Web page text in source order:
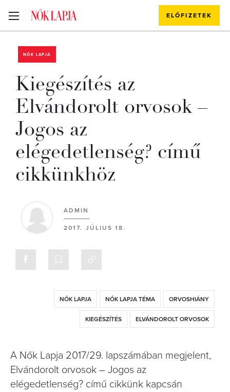
ELŐFIZETEK
NŐK LAPJA
Kiegészítés az
Elvándorolt orvosok –
Jogos az
elégedetlenség? című
cikkünkhöz
ADMIN
2017. JÚLIUS 18.
NŐK LAPJA NŐK LAPJA TÉMA ORVOSHIÁNY
KIEGÉSZÍTÉS ELVÁNDOROLT ORVOSOK
A Nők Lapja 2017/29. lapszámában megjelent,
Elvándorolt orvosok – Jogos az
elégedetlenség? című cikkünk kapcsán